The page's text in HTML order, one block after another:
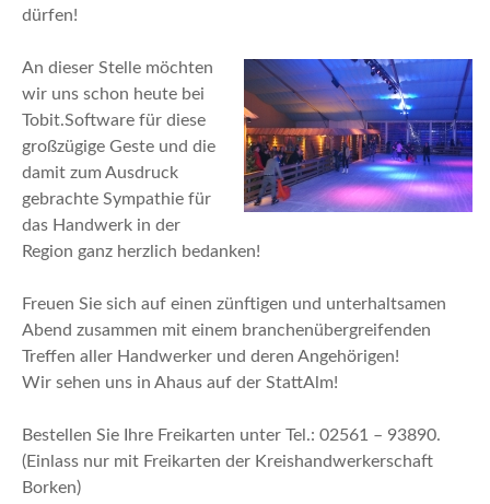
dürfen!
An dieser Stelle möchten
wir uns schon heute bei
Tobit.Software für diese
großzügige Geste und die
damit zum Ausdruck
gebrachte Sympathie für
das Handwerk in der
Region ganz herzlich bedanken!
Freuen Sie sich auf einen zünftigen und unterhaltsamen
Abend zusammen mit einem branchenübergreifenden
Treffen aller Handwerker und deren Angehörigen!
Wir sehen uns in Ahaus auf der StattAlm!
Bestellen Sie Ihre Freikarten unter Tel.: 02561 – 93890.
(Einlass nur mit Freikarten der Kreishandwerkerschaft
Borken)